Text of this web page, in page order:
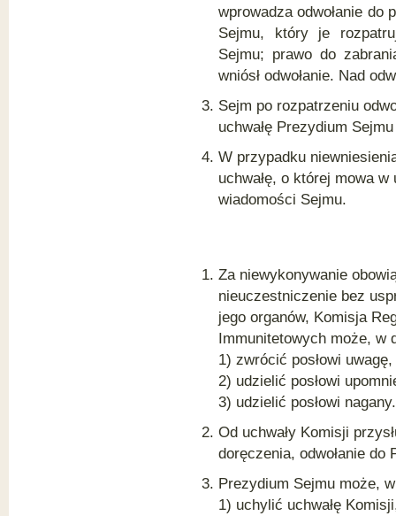
wprowadza odwołanie do
Sejmu, który je
Sejmu; prawo do
wniósł odwołanie. Nad
Sejm po rozpatrzeniu
uchwałę Prezydium
W przypadku
uchwałę, o której mowa
wiadomości Sejmu.
Za niewykonywanie
nieuczestniczenie bez
jego organów, Komisja
Immunitetowych może, w
1) zwrócić posłowi uwagę,
2) udzielić posłowi
3) udzielić posłowi nagany.
Od uchwały Komisji
doręczenia, odwołanie do
Prezydium Sejmu może,
1) uchylić uchwałę